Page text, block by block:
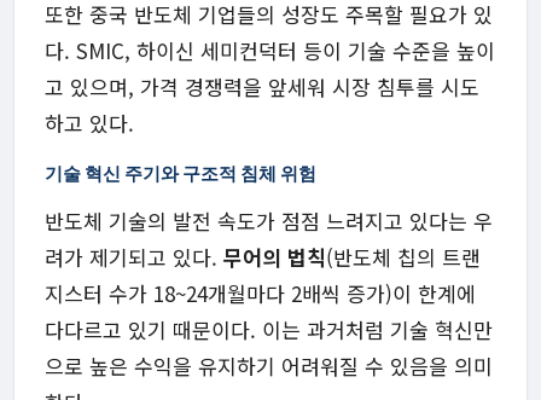
또한 중국 반도체 기업들의 성장도 주목할 필요가 있
다. SMIC, 하이신 세미컨덕터 등이 기술 수준을 높이
고 있으며, 가격 경쟁력을 앞세워 시장 침투를 시도
하고 있다.
기술 혁신 주기와 구조적 침체 위험
반도체 기술의 발전 속도가 점점 느려지고 있다는 우
려가 제기되고 있다. 무어의 법칙(반도체 칩의 트랜
지스터 수가 18~24개월마다 2배씩 증가)이 한계에
다다르고 있기 때문이다. 이는 과거처럼 기술 혁신만
으로 높은 수익을 유지하기 어려워질 수 있음을 의미